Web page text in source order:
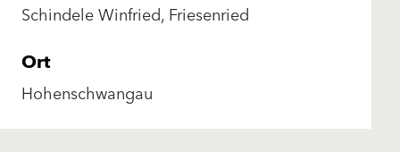
Schindele Winfried, Friesenried
Ort
Hohenschwangau